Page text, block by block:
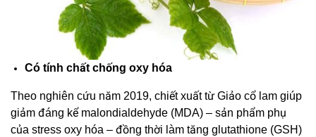
Có tính chất chống oxy hóa
Theo nghiên cứu năm 2019, chiết xuất từ Giảo cổ lam giúp
giảm đáng kể malondialdehyde (MDA) – sản phẩm phụ
của stress oxy hóa – đồng thời làm tăng glutathione (GSH)